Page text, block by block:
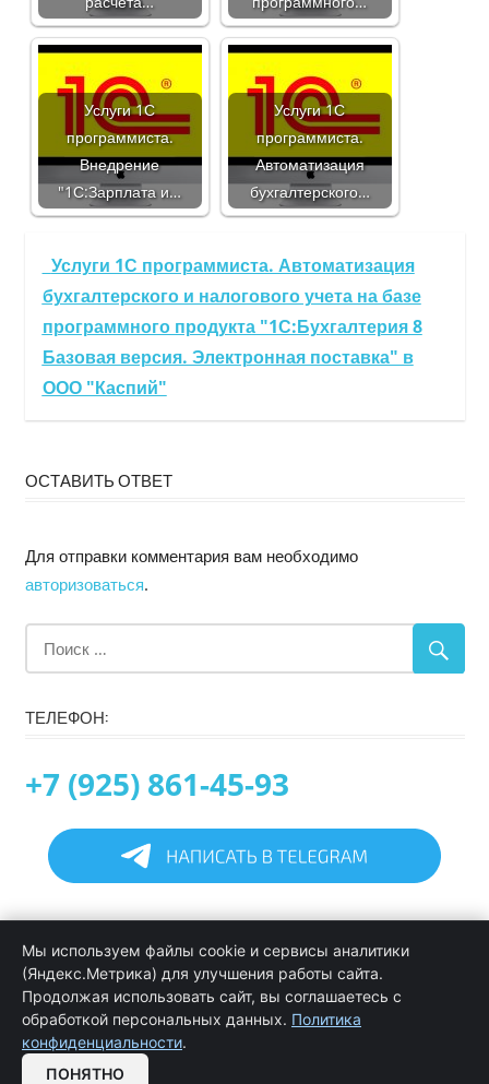
Услуги 1С
программиста.
Внедрение
"1С:Зарплата и…
Услуги 1С
программиста.
Автоматизация
бухгалтерского…
Услуги 1С программиста. Автоматизация
бухгалтерского и налогового учета на базе
программного продукта "1С:Бухгалтерия 8
Базовая версия. Электронная поставка" в
ООО "Каспий"
ОСТАВИТЬ ОТВЕТ
Для отправки комментария вам необходимо
авторизоваться.
ТЕЛЕФОН:
+7 (925) 861-45-93
Информация
Программирование в 1С услуги
Услуги обслуживания и сопровождения 1С
Цены на услуги программиста 1С
Мы используем файлы cookie и сервисы аналитики
(Яндекс.Метрика) для улучшения работы сайта.
Продолжая использовать сайт, вы соглашаетесь с
обработкой персональных данных. Политика
конфиденциальности.
ПОНЯТНО